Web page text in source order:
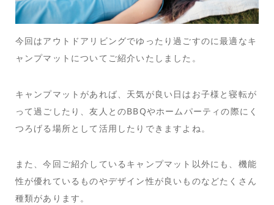
今回はアウトドアリビングでゆったり過ごすのに最適なキ
ャンプマットについてご紹介いたしました。
キャンプマットがあれば、天気が良い日はお子様と寝転が
って過ごしたり、友人とのBBQやホームパーティの際にく
つろげる場所として活用したりできますよね。
また、今回ご紹介しているキャンプマット以外にも、機能
性が優れているものやデザイン性が良いものなどたくさん
種類があります。